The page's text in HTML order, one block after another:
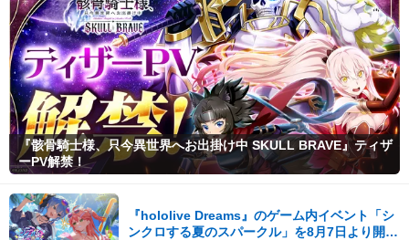
『骸骨騎士様、只今異世界へお出掛け中 SKULL BRAVE』ティザ
ーPV解禁！
『hololive Dreams』のゲーム内イベント「シ
ンクロする夏のスパークル」を8月7日より開